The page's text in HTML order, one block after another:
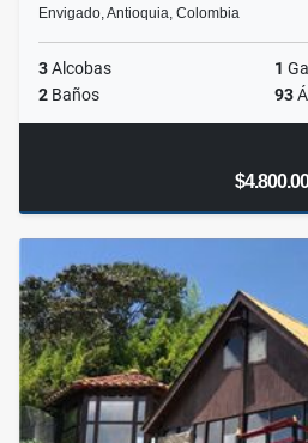
Envigado, Antioquia, Colombia
3Alcobas 1
2 Baños 93